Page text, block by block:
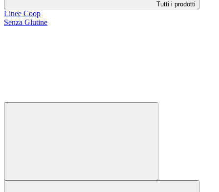
Tutti i prodotti
Linee Coop
Senza Glutine